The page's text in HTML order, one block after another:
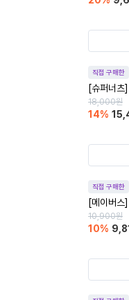
직접 구매한
[슈퍼너
18,000원
14%
직접 구매한
[메이버
10,900원
10%